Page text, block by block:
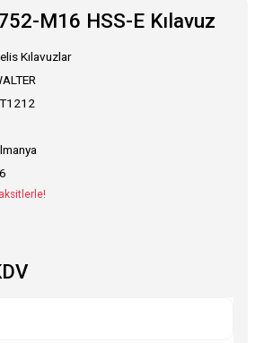
M16 HSS-E Kılavuz
Kılavuzlar